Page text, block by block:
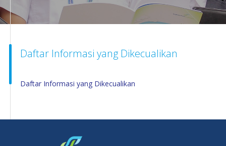
Daftar Informasi yang Dikecualikan
Daftar Informasi yang Dikecualikan